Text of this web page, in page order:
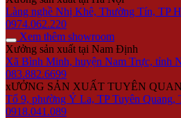
Làng nghề Nhị Khê, Thường Tín, TP
0974.062.220
Xem thêm showroom
Xưởng sản xuất tại Nam Định
Xã Bình Minh, huyện Nam Trực, tỉnh
083.882.6699
xƯỞNG SẢN XUẤT TUYÊN
Tổ 9, phường Ỷ La, TP Tuyên Quang,
0918.041.089